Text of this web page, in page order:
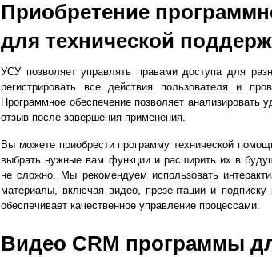
Приобретение
для технической
УСУ позволяет управлять правами доступа для
регистрировать все действия пользователя и
Программное обеспечение позволяет анализировать
отзыв после завершения применения.
Вы можете приобрести программу технической
выбрать нужные вам функции и расширить их в
не сложно. Мы рекомендуем использовать
материалы, включая видео, презентации и
обеспечивает качественное управление процессами.
Видео CRM программы